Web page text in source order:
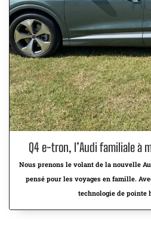
Q4 e-tron, l’Audi familiale à
Nous prenons le volant de la nouvelle
pensé pour les voyages en famille.
technologie de pointe